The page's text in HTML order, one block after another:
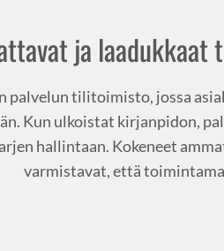
ja
tilitoimisto, jossa
Kun ulkoistat kirjanpidon,
hallintaan. Kokeneet
varmistavat, että